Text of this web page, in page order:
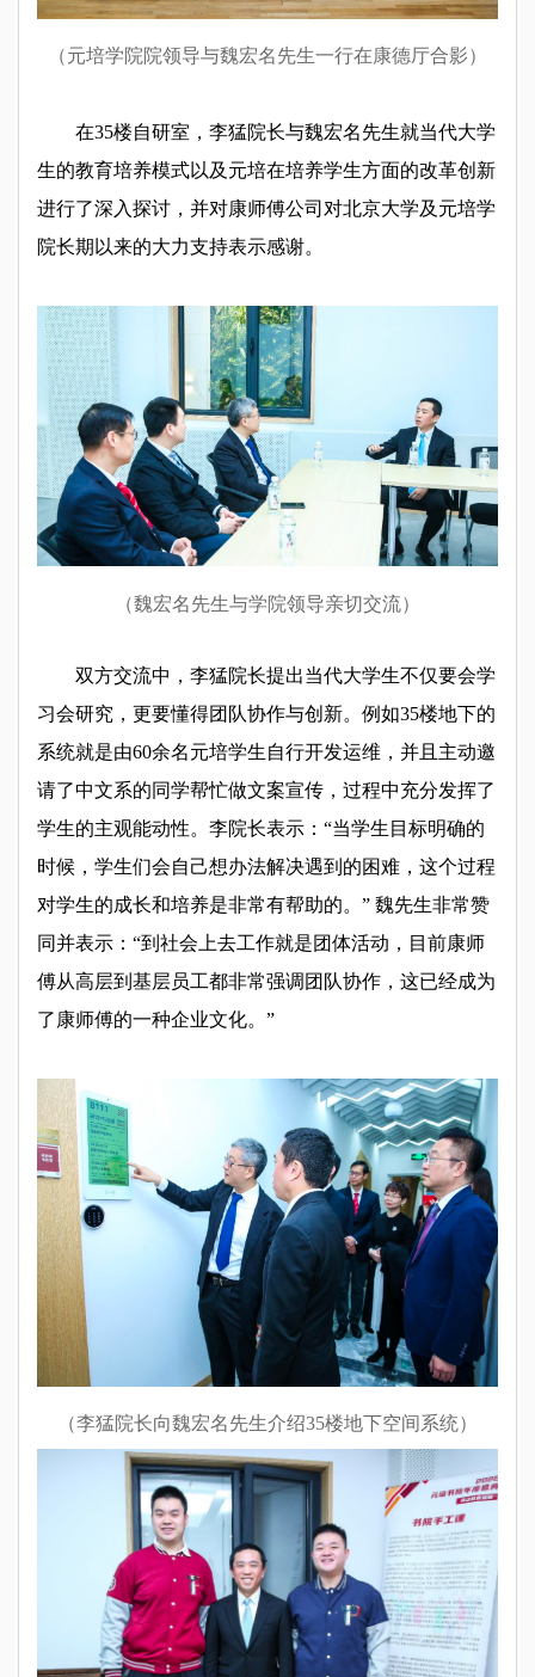
（元培学院院领导与魏宏名先生一行在康德厅合影）
在35楼自研室，李猛院长与魏宏名先生就当代大学
生的教育培养模式以及元培在培养学生方面的改革创新
进行了深入探讨，并对康师傅公司对北京大学及元培学
院长期以来的大力支持表示感谢。
（魏宏名先生与学院领导亲切交流）
双方交流中，李猛院长提出当代大学生不仅要会学
习会研究，更要懂得团队协作与创新。例如35楼地下的
系统就是由60余名元培学生自行开发运维，并且主动邀
请了中文系的同学帮忙做文案宣传，过程中充分发挥了
学生的主观能动性。李院长表示：“当学生目标明确的
时候，学生们会自己想办法解决遇到的困难，这个过程
对学生的成长和培养是非常有帮助的。” 魏先生非常赞
同并表示：“到社会上去工作就是团体活动，目前康师
傅从高层到基层员工都非常强调团队协作，这已经成为
了康师傅的一种企业文化。”
（李猛院长向魏宏名先生介绍35楼地下空间系统）